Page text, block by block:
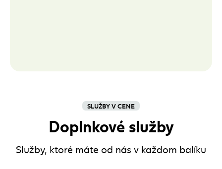
SLUŽBY V CENE
Doplnkové služby
Služby, ktoré máte od nás v každom balíku